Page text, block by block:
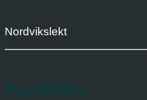
Nordvikslekt
Passbilder